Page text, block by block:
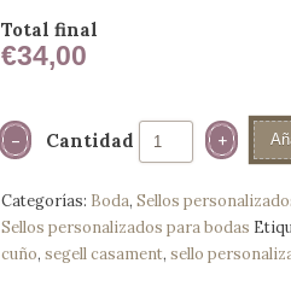
Total final
€34,00
Cantidad
Categorías: Boda, Sellos
Sellos personalizados para bodas
cuño, segell casament, sello